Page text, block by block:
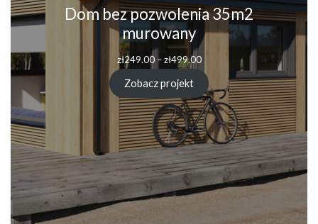
Dom bez pozwolenia 35m2
murowany
zł249.00 – zł499.00Zakres
od
zł249.00
do
zł499.00
Zobacz projekt